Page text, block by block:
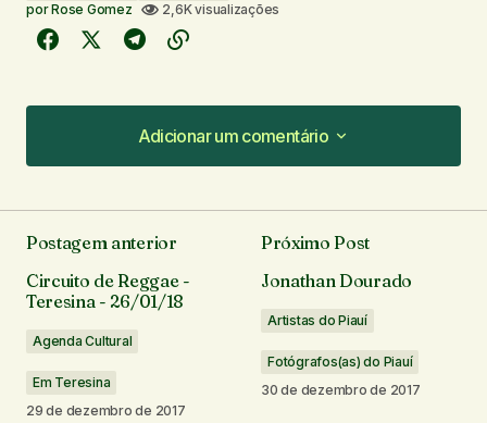
porRose Gomez 2,6K visualizações
Adicionar um comentário
Adicionar um comentário
O seu endereço de e-mail não será publicado.
Campos obrigatórios são marcados com*
Comentário
Postagem anterior
Circuito de Reggae -
Teresina - 26/01/18
Agenda Cultural
Em Teresina
29 de dezembro de 2017
Próximo Post
Jonathan Dourado
Artistas do Piauí
Fotógrafos(as) do Piauí
30 de dezembro de 2017